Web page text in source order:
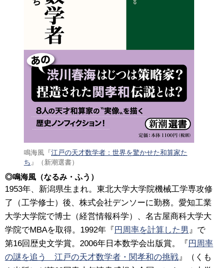
鳴海風『江戸の天才数学者：世界を驚かせた和算家た
ち』（新潮選書）
◎鳴海風（なるみ・ふう）
1953年、新潟県生まれ。東北大学大学院機械工学専攻修
了（工学修士）後、株式会社デンソーに勤務。愛知工業
大学大学院で博士（経営情報科学）、名古屋商科大学大
学院でMBAを取得。1992年『 円周率を計算した男 』で
第16回歴史文学賞。2006年日本数学会出版賞。『 円周率
の謎を追う 江戸の天才数学者・関孝和の挑戦』（くも